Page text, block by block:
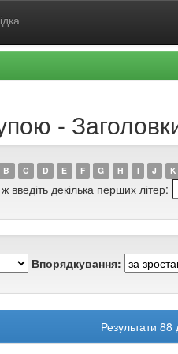
-
B C D E F G H I J K
введіть декілька перших літер:
Впорядкування:
Результати 88